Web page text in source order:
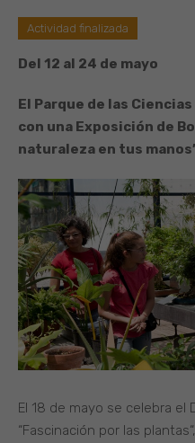
Actividad finalizada
Del 12 al 24 de mayo
El Parque de las
con una Exposición de
naturaleza en tus
El 18 de mayo se celebra el
“Fascinación por las